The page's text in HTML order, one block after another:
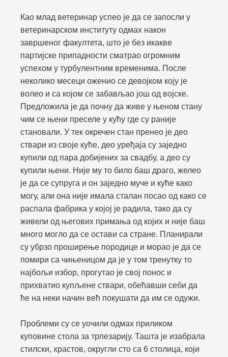
Као млад ветеринар успео је да се запосли у
ветеринарском институту одмах након
завршеног факултета, што је без икакве
партијске припадности сматрао огромним
успехом у турбулентним временима. После
неколико месеци оженио се девојком коју је
волео и са којом се забављао још од војске.
Предложила је да почну да живе у њеном стану
чим се њени преселе у кућу где су раније
становали. У тек окречен стан пренео је део
ствари из своје куће, део уређаја су заједно
купили од пара добијених за свадбу, а део су
купили њени. Није му то било баш драго, желео
је да се супруга и он заједно муче и куће како
могу, али она није имала сталан посао од како се
распала фабрика у којој је радила, тако да су
живели од његових примања од којих и није баш
много могло да се остави са стране. Планирали
су убрзо проширење породице и морао је да се
помири са чињеницом да је у том тренутку то
најбољи избор, прогутао је свој понос и
прихватио купљене ствари, обећавши себи да
ће на неки начин већ покушати да им се одужи.
Проблеми су се уочили одмах приликом
куповине стола за трпезарију. Ташта је изабрала
стилски, храстов, округли сто са 6 столица, који